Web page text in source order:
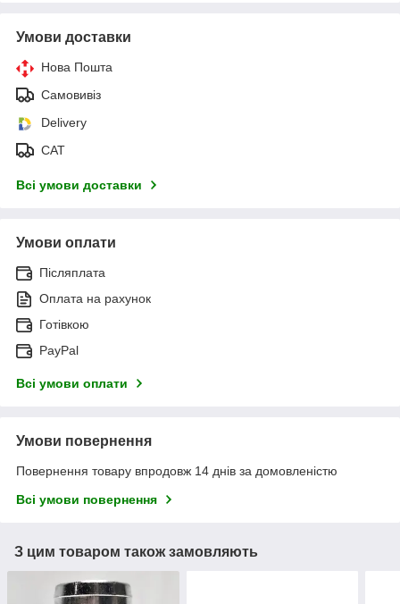
Умови доставки
Нова Пошта
Самовивіз
Delivery
САТ
Всі умови доставки
Умови оплати
Післяплата
Оплата на рахунок
Готівкою
PayPal
Всі умови оплати
Умови повернення
Повернення товару впродовж 14 днів за домовленістю
Всі умови повернення
З цим товаром також замовляють